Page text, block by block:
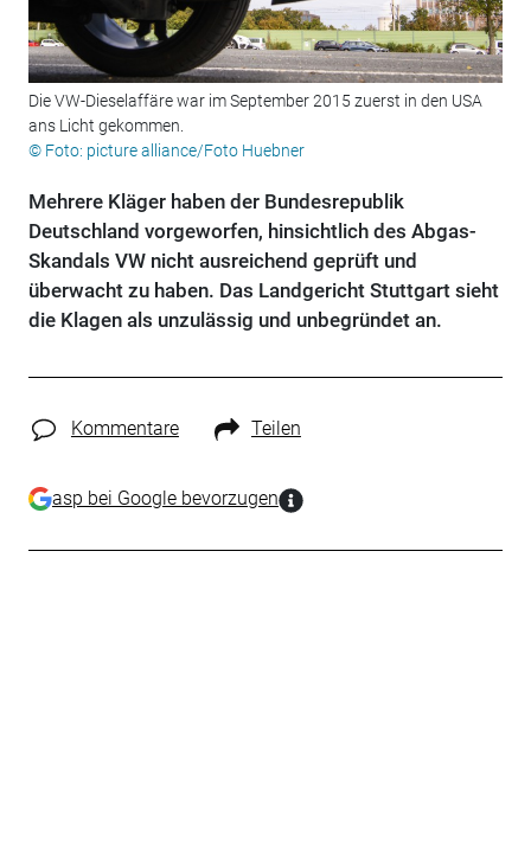
Die VW-Dieselaffäre war im September 2015 zuerst in den USA
ans Licht gekommen.
© Foto: picture alliance/Foto Huebner
Mehrere Kläger haben der Bundesrepublik
Deutschland vorgeworfen, hinsichtlich des Abgas-
Skandals VW nicht ausreichend geprüft und
überwacht zu haben. Das Landgericht Stuttgart sieht
die Klagen als unzulässig und unbegründet an.
Kommentare Teilen
asp bei Google bevorzugen